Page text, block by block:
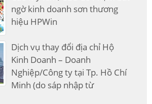
ngờ kinh doanh sơn thương
hiệu HPWin
Dịch vụ thay đổi địa chỉ Hộ
Kinh Doanh – Doanh
Nghiệp/Công ty tại Tp. Hồ Chí
Minh (do sáp nhập từ